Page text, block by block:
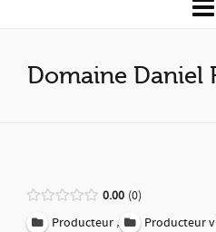
Domaine Daniel
0.00 0
Producteur , Producteur